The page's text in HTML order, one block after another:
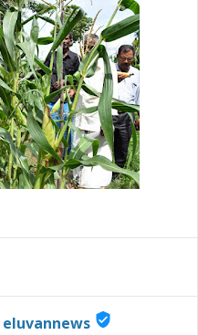
eluvannews verified_user